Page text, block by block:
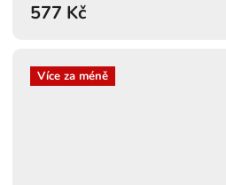
577 Kč
Více za méně